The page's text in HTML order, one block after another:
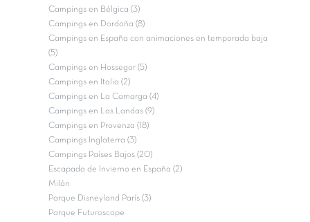
Campings en Bélgica (3)
Campings en Dordoña (8)
Campings en España con animaciones en temporada baja
(5)
Campings en Hossegor (5)
Campings en Italia (2)
Campings en La Camarga (4)
Campings en Las Landas (9)
Campings en Provenza (18)
Campings Inglaterra (3)
Campings Países Bajos (20)
Escapada de Invierno en España (2)
Milán
Parque Disneyland París (3)
Parque Futuroscope